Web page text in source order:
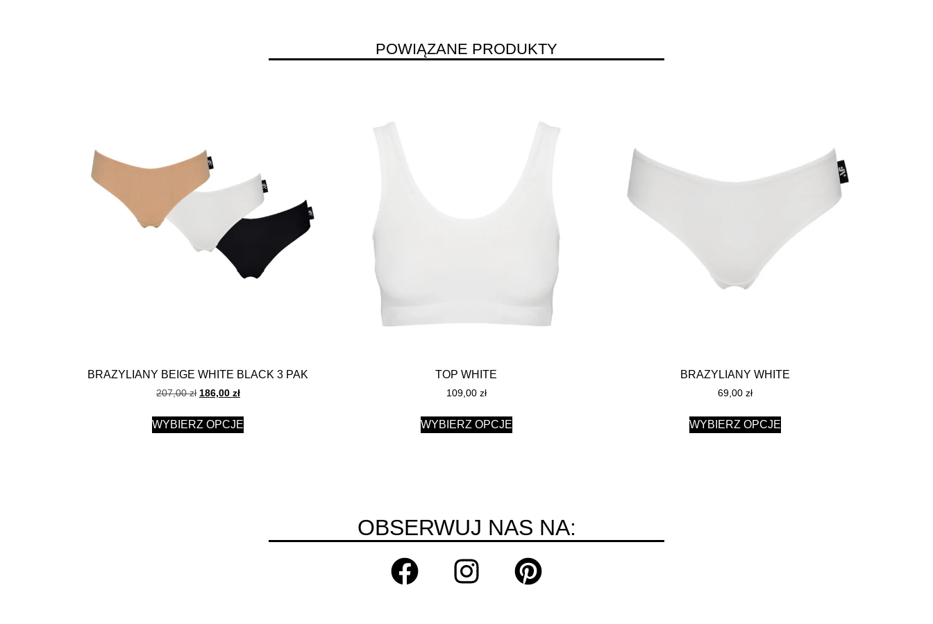
POWIĄZANE PRODUKTY
BRAZYLIANY BEIGE WHITE BLACK 3 PAK
207,00zł 186,00 zł
WYBIERZ OPCJE
TOP WHITE
109,00 zł
WYBIERZ OPCJE
BRAZYLIANY WHITE
69,00 zł
WYBIERZ OPCJE
OBSERWUJ NAS NA: